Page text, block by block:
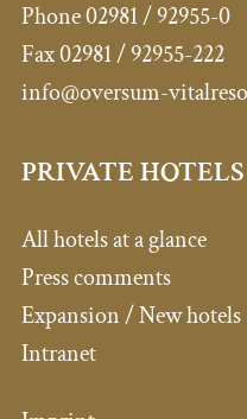
Phone 02981 / 92955-0
Fax 02981 / 92955-222
info@oversum-
PRIVATE
All hotels at a glance
Press comments
Expansion / New hotels
Intranet